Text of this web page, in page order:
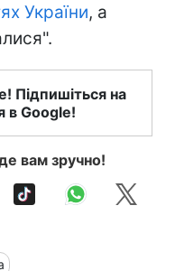
України, а
Підпишіться на
в Google!
вам зручно!